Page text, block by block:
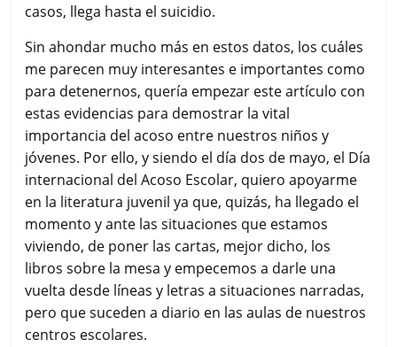
casos, llega hasta el suicidio.
Sin ahondar mucho más en estos datos, los cuáles
me parecen muy interesantes e importantes como
para detenernos, quería empezar este artículo con
estas evidencias para demostrar la vital
importancia del acoso entre nuestros niños y
jóvenes. Por ello, y siendo el día dos de mayo, el Día
internacional del Acoso Escolar, quiero apoyarme
en la literatura juvenil ya que, quizás, ha llegado el
momento y ante las situaciones que estamos
viviendo, de poner las cartas, mejor dicho, los
libros sobre la mesa y empecemos a darle una
vuelta desde líneas y letras a situaciones narradas,
pero que suceden a diario en las aulas de nuestros
centros escolares.